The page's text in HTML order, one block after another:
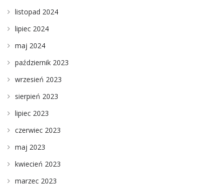
listopad 2024
lipiec 2024
maj 2024
październik 2023
wrzesień 2023
sierpień 2023
lipiec 2023
czerwiec 2023
maj 2023
kwiecień 2023
marzec 2023